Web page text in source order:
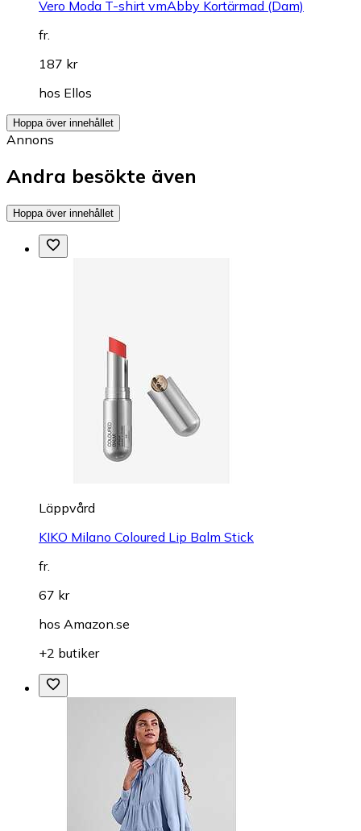
Vero Moda T-shirt vmAbby Kortärmad (Dam)
fr.
187 kr
hos Ellos
Hoppa över innehållet
Annons
Andra besökte även
Hoppa över innehållet
Läppvård
KIKO Milano Coloured Lip Balm Stick
fr.
67 kr
hos Amazon.se
+2 butiker